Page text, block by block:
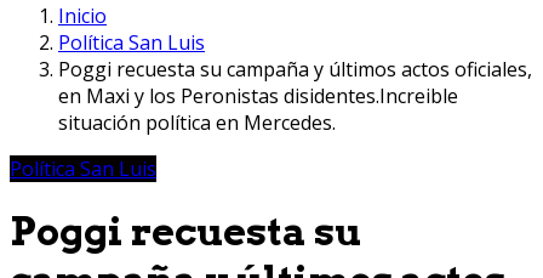
Inicio
Política San Luis
Poggi recuesta su campaña y últimos actos oficiales,
en Maxi y los Peronistas disidentes.Increible
situación política en Mercedes.
Política San Luis
Poggi recuesta su